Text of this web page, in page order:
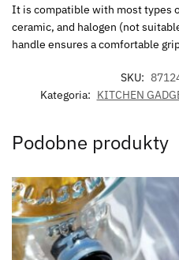
It is compatible with most types
ceramic, and halogen (not
handle ensures a comfortable
SKU:
Kategoria: KITCHEN
Podobne produkty